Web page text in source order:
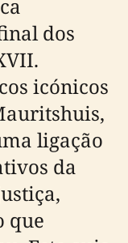
dos
icónicos
ligação
da
que